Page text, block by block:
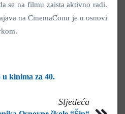
se na filmu zaista aktivno radi.
na CinemaConu je u osnovi
kinima za 40.
Sljedeća